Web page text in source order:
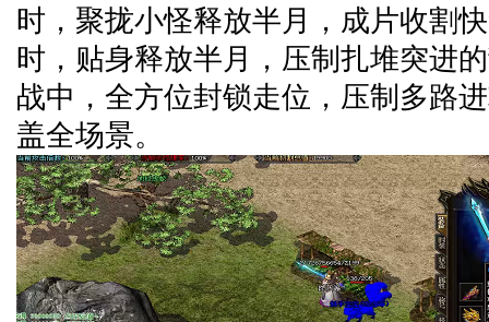
时，聚拢小怪释放半月，成片收割
时，贴身释放半月，压制扎堆突进
战中，全方位封锁走位，压制多路
盖全场景。